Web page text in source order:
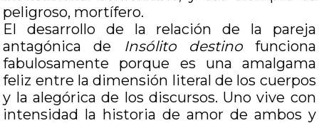
peligroso, mortífero.
El desarrollo de la relación de la pareja
antagónica de
Insólito destinofunciona
fabulosamente porque es una amalgama
feliz entre la dimensión literal de los cuerpos
y la alegórica de los discursos. Uno vive con
intensidad la historia de amor de ambos y